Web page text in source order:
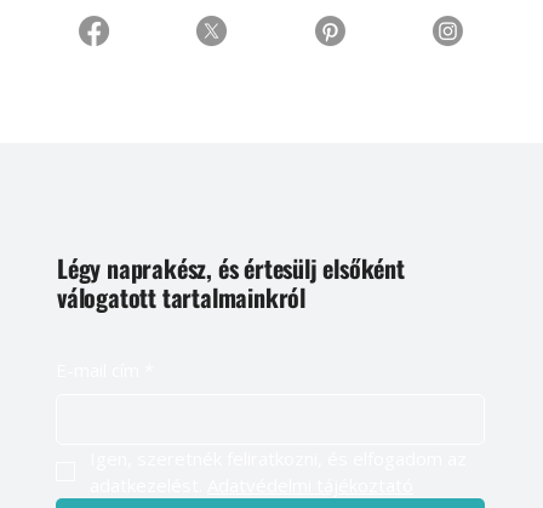
Légy naprakész, és értesülj elsőként
válogatott tartalmainkról